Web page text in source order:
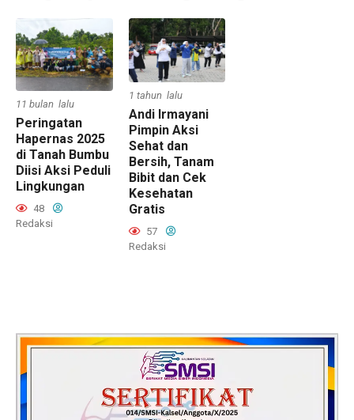
11 bulan lalu
Peringatan
Hapernas 2025
di Tanah Bumbu
Diisi Aksi Peduli
Lingkungan
48
Redaksi
1 tahun lalu
Andi Irmayani
Pimpin Aksi
Sehat dan
Bersih, Tanam
Bibit dan Cek
Kesehatan
Gratis
57
Redaksi